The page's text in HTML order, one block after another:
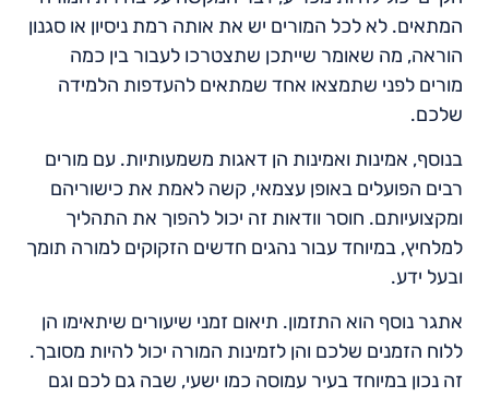
המתאים. לא לכל המורים יש את אותה רמת ניסיון או סגנון
הוראה, מה שאומר שייתכן שתצטרכו לעבור בין כמה
מורים לפני שתמצאו אחד שמתאים להעדפות הלמידה
שלכם.
בנוסף, אמינות ואמינות הן דאגות משמעותיות. עם מורים
רבים הפועלים באופן עצמאי, קשה לאמת את כישוריהם
ומקצועיותם. חוסר וודאות זה יכול להפוך את התהליך
למלחיץ, במיוחד עבור נהגים חדשים הזקוקים למורה תומך
ובעל ידע.
אתגר נוסף הוא התזמון. תיאום זמני שיעורים שיתאימו הן
ללוח הזמנים שלכם והן לזמינות המורה יכול להיות מסובך.
זה נכון במיוחד בעיר עמוסה כמו ישעי, שבה גם לכם וגם